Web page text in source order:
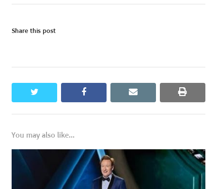
Share this post
twitter facebook email print
You may also like...